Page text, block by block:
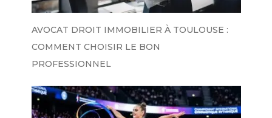
AVOCAT DROIT IMMOBILIER À TOULOUSE :
COMMENT CHOISIR LE BON
PROFESSIONNEL